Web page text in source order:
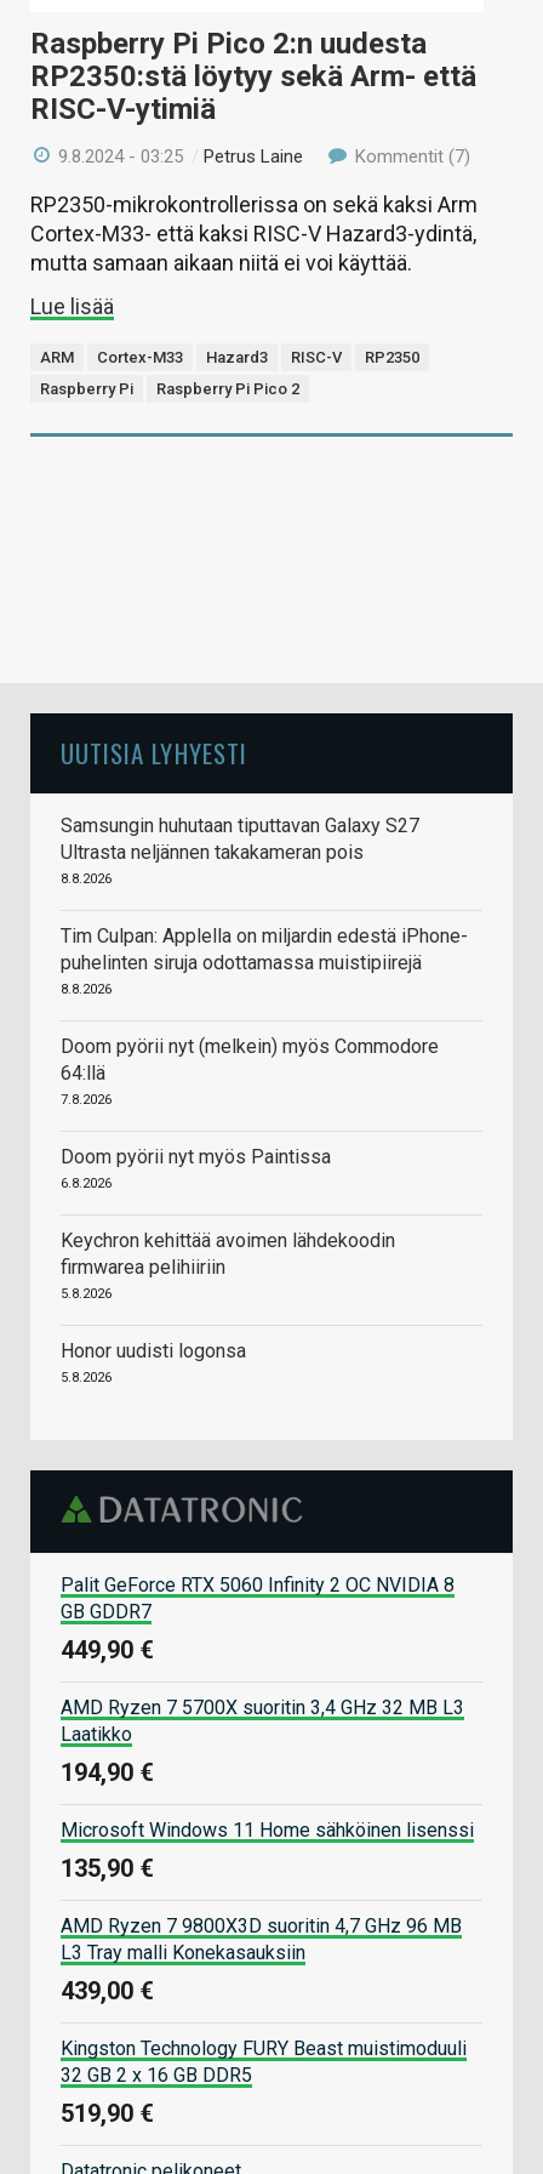
Raspberry Pi Pico 2:n uudesta
RP2350:stä löytyy sekä Arm- että
RISC-V-ytimiä
9.8.2024 - 03:25 /Petrus Laine Kommentit (7)
RP2350-mikrokontrollerissa on sekä kaksi Arm
Cortex-M33- että kaksi RISC-V Hazard3-ydintä,
mutta samaan aikaan niitä ei voi käyttää.
Lue lisää
ARM Cortex-M33 Hazard3 RISC-V
RP2350
Raspberry Pi
Raspberry Pi Pico 2
UUTISIA LYHYESTI
Samsungin huhutaan tiputtavan Galaxy S27
Ultrasta neljännen takakameran pois
8.8.2026
Tim Culpan: Applella on miljardin edestä iPhone-
puhelinten siruja odottamassa muistipiirejä
8.8.2026
Doom pyörii nyt (melkein) myös Commodore
64:llä
7.8.2026
Doom pyörii nyt myös Paintissa
6.8.2026
Keychron kehittää avoimen lähdekoodin
firmwarea pelihiiriin
5.8.2026
Honor uudisti logonsa
5.8.2026
Palit GeForce RTX 5060 Infinity 2 OC NVIDIA 8
GB GDDR7
449,90 €
AMD Ryzen 7 5700X suoritin 3,4 GHz 32 MB L3
Laatikko
194,90 €
Microsoft Windows 11 Home sähköinen lisenssi
135,90 €
AMD Ryzen 7 9800X3D suoritin 4,7 GHz 96 MB
L3 Tray malli Konekasauksiin
439,00 €
Kingston Technology FURY Beast muistimoduuli
32 GB 2 x 16 GB DDR5
519,90 €